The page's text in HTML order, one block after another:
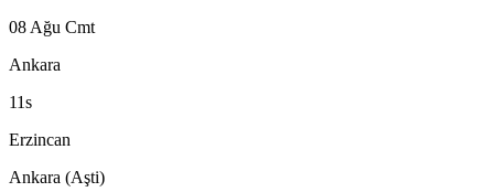
08 Ağu Cmt
Ankara
11s
Erzincan
Ankara (Aşti)